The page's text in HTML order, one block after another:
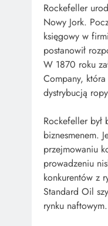
Rockefeller
Nowy Jork.
księgowy w
postanowił
W 1870 roku
Company,
dystrybucją
Rockefeller
biznesmenem.
przejmowaniu
prowadzeniu
konkurentów z
Standard Oil
rynku naftowym.